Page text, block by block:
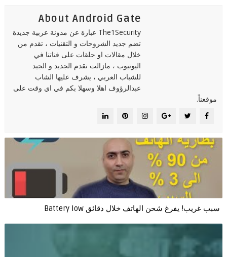
About Android Gate
The1Security عبارة عن مدونة عربية جديدة
تضم جديد الشروحات و التقنيات ، تقدم من
خلال مقالات او حلقات على قناتنا في
اليوتيوب ، مازالت تقدم الجديد و الجيد
للشباب العربي ، يشرف عليها الشاب
عبدالرؤوف اهلا وسهلا بكم في اي وقت على
موقعناً.
سبب غريب! يفرغ شحن الهاتف خلال دقائق Battery low